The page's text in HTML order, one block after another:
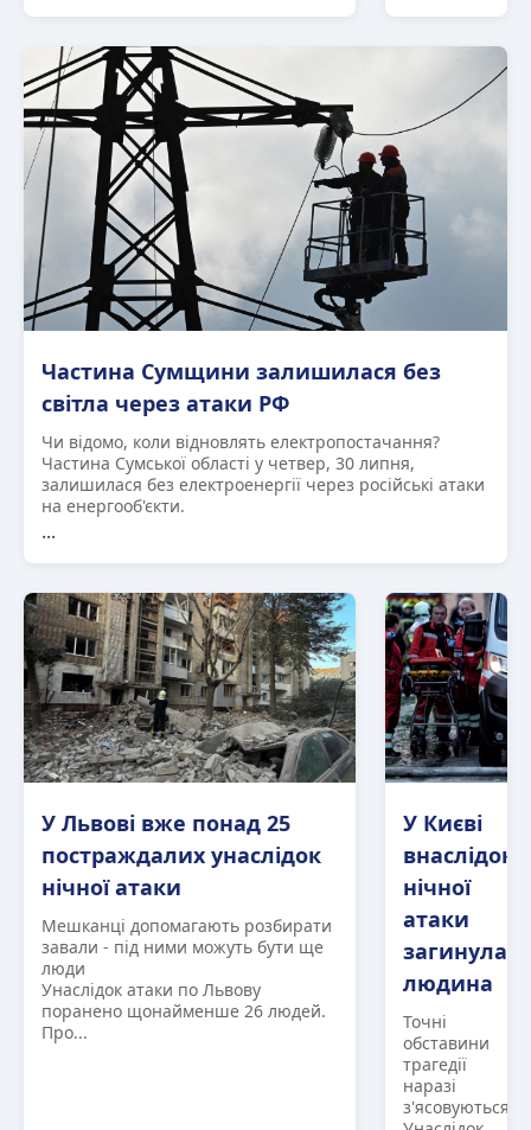
Частина Сумщини залишилася без
світла через атаки РФ
Чи відомо, коли відновлять електропостачання?
Частина Сумської області у четвер, 30 липня,
залишилася без електроенергії через російські атаки
на енергооб'єкти.
...
У Львові вже понад 25
постраждалих унаслідок
нічної атаки
Мешканці допомагають розбирати
завали - під ними можуть бути ще
люди
Унаслідок атаки по Львову
поранено щонайменше 26 людей.
Про...
У Києві
внаслідок
нічної
атаки
загинула
людина
Точні
обставини
трагедії
наразі
з'ясовуються